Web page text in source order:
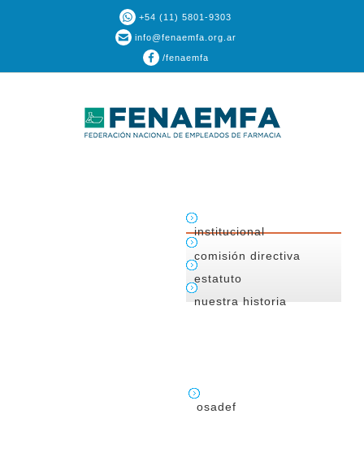
+54 (11) 5801-9303
info@fenaemfa.org.ar
/fenaemfa
institucional
comisión directiva
estatuto
nuestra historia
osadef